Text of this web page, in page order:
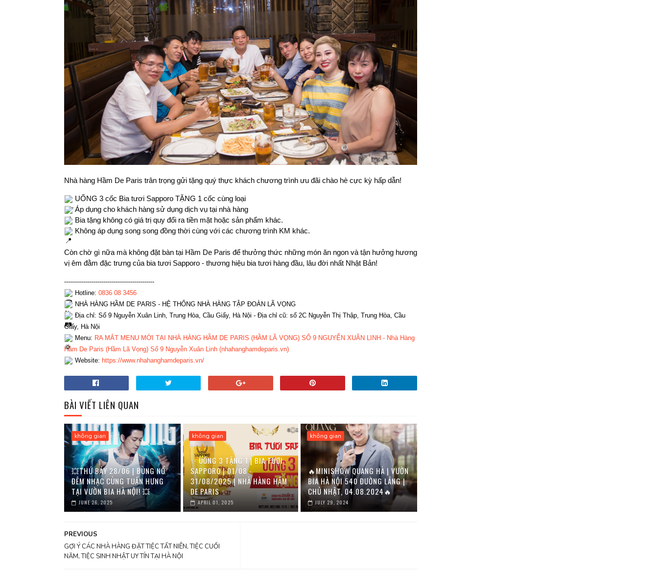
Nhà hàng Hầm De Paris trân trọng gửi tặng quý thực khách chương trình ưu đãi chào hè cực kỳ hấp dẫn!
UỐNG 3 cốc Bia tươi Sapporo TẶNG 1 cốc cùng loại
Áp dụng cho khách hàng sử dụng dịch vụ tại nhà hàng
Bia tặng không có giá trị quy đổi ra tiền mặt hoặc sản phẩm khác.
Không áp dụng song song đồng thời cùng với các chương trình KM khác.
Còn chờ gì nữa mà không đặt bàn tại Hầm De Paris để thưởng thức những món ăn ngon và tận hưởng hương
vị êm đằm đặc trưng của bia tươi Sapporo - thương hiệu bia tươi hàng đầu, lâu đời nhất Nhật Bản!
----------------------------------------------
Hotline: 0836 08 3456
NHÀ HÀNG HẦM DE PARIS - HỆ THỐNG NHÀ HÀNG TẬP ĐOÀN LÃ VỌNG
Địa chỉ: Số 9 Nguyễn Xuân Linh, Trung Hòa, Cầu Giấy, Hà Nội - Địa chỉ cũ: số 2C Nguyễn Thị Thập, Trung Hòa, Cầu
Giấy, Hà Nội
Menu: RA MẮT MENU MỚI TẠI NHÀ HÀNG HẦM DE PARIS (HẦM LÃ VỌNG) SỐ 9 NGUYỄN XUÂN LINH - Nhà Hàng
Hầm De Paris (Hầm Lã Vọng) Số 9 Nguyễn Xuân Linh (nhahanghamdeparis.vn)
Website: https://www.nhahanghamdeparis.vn/
BÀI VIẾT LIÊN QUAN
không gian
💥THỨ BẢY 28/06 | BÙNG NỔ
ĐÊM NHẠC CÙNG TUẤN HƯNG
TẠI VƯỜN BIA HÀ NỘI! 💥
JUNE 26, 2025
không gian
✨ UỐNG 3 TẶNG 1 | BIA TƯƠI
SAPPORO | 01/08 -
31/08/2025 | NHÀ HÀNG HẦM
DE PARIS ✨
APRIL 01, 2025
không gian
🔥MINISHOW QUANG HÀ | VƯỜN
BIA HÀ NỘI 540 ĐƯỜNG LÁNG |
CHỦ NHẬT, 04.08.2024🔥
JULY 29, 2024
PREVIOUS
GỢI Ý CÁC NHÀ HÀNG ĐẶT TIỆC TẤT NIÊN, TIỆC CUỐI
NĂM, TIỆC SINH NHẬT UY TÍN TẠI HÀ NỘI